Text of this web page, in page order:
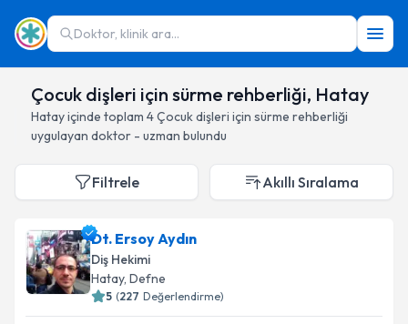
Doktor, klinik ara...
Çocuk dişleri için sürme rehberliği, Hatay
Hatayiçinde toplam 4Çocuk dişleri için sürme rehberliği
uygulayan doktor - uzman bulundu
Filtrele Akıllı Sıralama
Dt. Ersoy Aydın
Diş Hekimi
Hatay, Defne
5 (227 Değerlendirme)